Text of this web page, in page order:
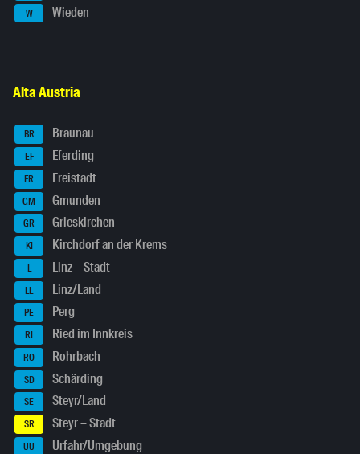
W Wieden
Alta Austria
BR Braunau
EF Eferding
FR Freistadt
GM Gmunden
GR Grieskirchen
KI Kirchdorf an der Krems
L Linz – Stadt
LL Linz/Land
PE Perg
RI Ried im Innkreis
RO Rohrbach
SD Schärding
SE Steyr/Land
SR Steyr – Stadt
UU Urfahr/Umgebung